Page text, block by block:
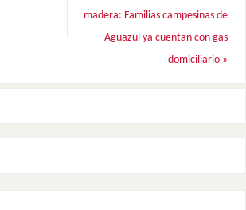
madera: Familias campesinas de
Aguazul ya cuentan con gas
domiciliario »